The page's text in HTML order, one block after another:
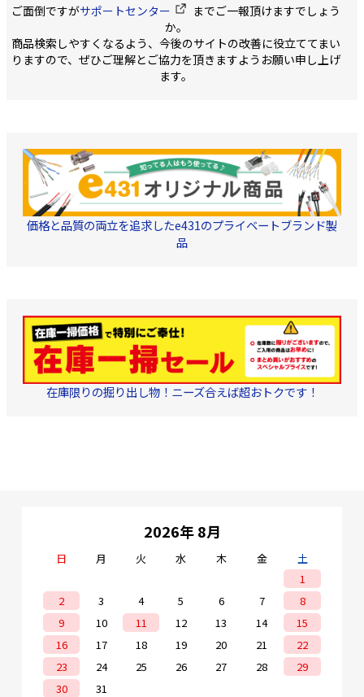
ご面倒ですがサポートセンター
までご一報頂けますでしょう
か。
商品検索しやすくなるよう、今後のサイトの改善に役立ててまい
りますので、ぜひご理解とご協力を頂きますようお願い申し上げ
ます。
価格と品質の両立を追求したe431のプライベートブランド製
品
在庫限りの掘り出し物！ニーズ合えば超おトクです！
2026年 8月
日 月 火 水 木 金
土
1
2
3 4 5 6 7
8
9
10 11 12 13 14
15
16
17 18 19 20 21
22
23
24 25 26 27 28
29
30
31